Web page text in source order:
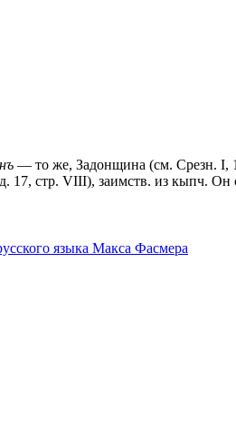
— то же, Задонщина (см. Срезн. I,
стр. VIII), заимств. из кыпч. Он
языка Макса Фасмера